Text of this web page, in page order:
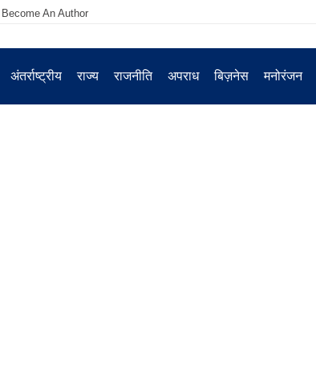
Become An Author
अंतर्राष्ट्रीय राज्य राजनीति अपराध बिज़नेस मनोरंजन